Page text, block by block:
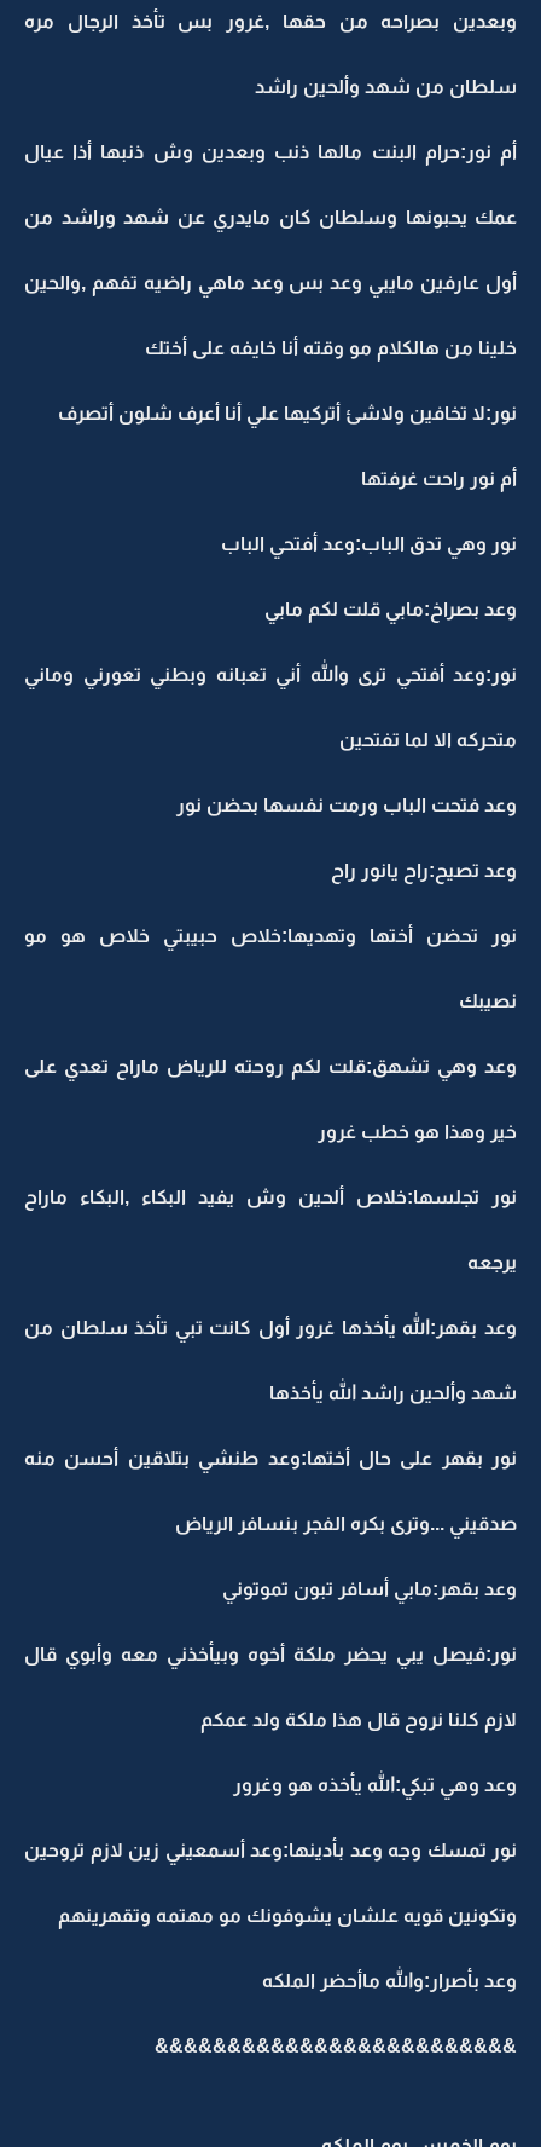
وبعدين بصراحه من حقها ,غرور بس تأخذ الرجال مره
سلطان من شهد وألحين راشد
أم نور:حرام البنت مالها ذنب وبعدين وش ذنبها أذا عيال
عمك يحبونها وسلطان كان مايدري عن شهد وراشد من
أول عارفين مايبي وعد بس وعد ماهي راضيه تفهم ,والحين
خلينا من هالكلام مو وقته أنا خايفه على أختك
نور:لا تخافين ولاشئ أتركيها علي أنا أعرف شلون أتصرف
أم نور راحت غرفتها
نور وهي تدق الباب:وعد أفتحي الباب
وعد بصراخ:مابي قلت لكم مابي
نور:وعد أفتحي ترى والله أني تعبانه وبطني تعورني وماني
متحركه الا لما تفتحين
وعد فتحت الباب ورمت نفسها بحضن نور
وعد تصيح:راح يانور راح
نور تحضن أختها وتهديها:خلاص حبيبتي خلاص هو مو
نصيبك
وعد وهي تشهق:قلت لكم روحته للرياض ماراح تعدي على
خير وهذا هو خطب غرور
نور تجلسها:خلاص ألحين وش يفيد البكاء ,البكاء ماراح
يرجعه
وعد بقهر:الله يأخذها غرور أول كانت تبي تأخذ سلطان من
شهد وألحين راشد الله يأخذها
نور بقهر على حال أختها:وعد طنشي بتلاقين أحسن منه
صدقيني ...وترى بكره الفجر بنسافر الرياض
وعد بقهر:مابي أسافر تبون تموتوني
نور:فيصل يبي يحضر ملكة أخوه وبيأخذني معه وأبوي قال
لازم كلنا نروح قال هذا ملكة ولد عمكم
وعد وهي تبكي:الله يأخذه هو وغرور
نور تمسك وجه وعد بأدينها:وعد أسمعيني زين لازم تروحين
وتكونين قويه علشان يشوفونك مو مهتمه وتقهرينهم
وعد بأصرار:والله ماأحضر الملكه
&&&&&&&&&&&&&
&&&&&&&&&&&&